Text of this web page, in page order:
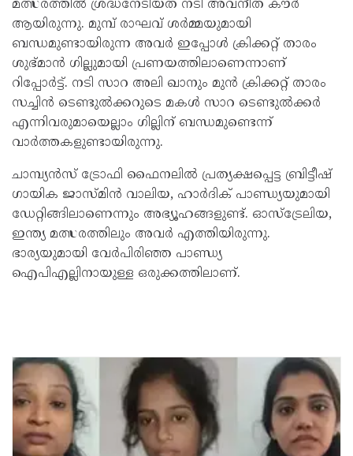
മത്സരത്തില്‍ ശ്രദ്ധനേടിയത് നടി അവ്‌നീത് കൗര്‍
ആയിരുന്നു. മുമ്പ് രാഘവ് ശര്‍മ്മയുമായി
ബന്ധമുണ്ടായിരുന്ന അവര്‍ ഇപ്പോള്‍ ക്രിക്കറ്റ് താരം
ശുഭ്മാന്‍ ഗില്ലുമായി പ്രണയത്തിലാണെന്നാണ്
റിപ്പോര്‍ട്ട്. നടി സാറ അലി ഖാനും മുന്‍ ക്രിക്കറ്റ് താരം
സച്ചിന്‍ ടെണ്ടുല്‍ക്കറുടെ മകള്‍ സാറ ടെണ്ടുല്‍ക്കര്‍
എന്നിവരുമായെല്ലാം ഗില്ലിന് ബന്ധമുണ്ടെന്ന്
വാര്‍ത്തകളുണ്ടായിരുന്നു.
ചാമ്പ്യന്‍സ് ട്രോഫി ഫൈനലില്‍ പ്രത്യക്ഷപ്പെട്ട ബ്രിട്ടീഷ്
ഗായിക ജാസ്മിന്‍ വാലിയ, ഹാര്‍ദിക് പാണ്ഡ്യയുമായി
ഡേറ്റിങ്ങിലാണെന്നും അഭ്യൂഹങ്ങളുണ്ട്. ഓസ്ട്രേലിയ,
ഇന്ത്യ മത്സരത്തിലും അവര്‍ എത്തിയിരുന്നു.
ഭാര്യയുമായി വേര്‍പിരിഞ്ഞ പാണ്ഡ്യ
ഐപിഎല്ലിനായുള്ള ഒരുക്കത്തിലാണ്.